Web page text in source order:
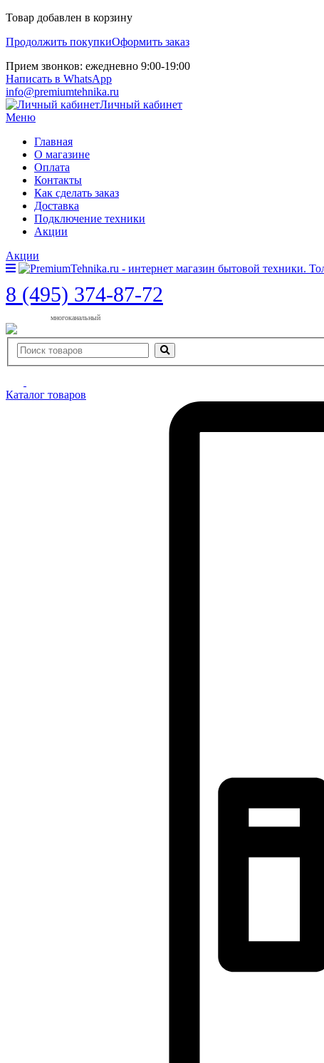
Товар добавлен в корзину
Продолжить покупкиОформить заказ
Прием звонков: ежедневно 9:00-19:00
Написать в WhatsApp
info@premiumtehnika.ru
Личный кабинет
Меню
Главная
О магазине
Оплата
Контакты
Как сделать заказ
Доставка
Подключение техники
Акции
Акции
8 (495) 374-87-72
многоканальный
Каталог товаров